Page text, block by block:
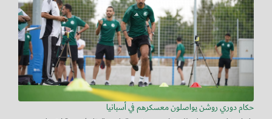
حكام دوري روشن يواصلون معسكرهم في أسبانيا